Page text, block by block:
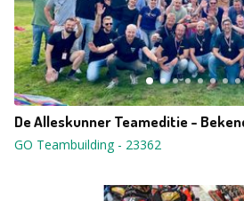
De Alleskunner Teameditie -
GO Teambuilding- 23362